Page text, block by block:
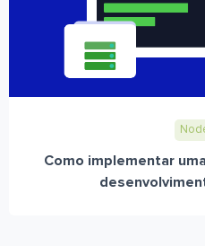
Como implementar